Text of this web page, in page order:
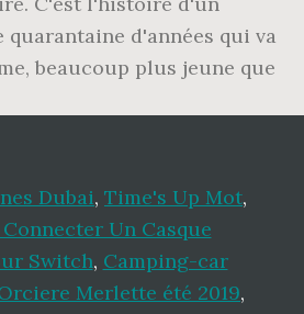
Dubai, Time's Up Mot,
Un Casque
Switch, Camping-car
Merlette été 2019,